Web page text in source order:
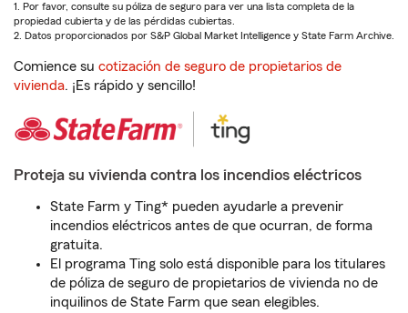
1. Por favor, consulte su póliza de seguro para ver una lista completa de la
propiedad cubierta y de las pérdidas cubiertas.
2. Datos proporcionados por S&P Global Market Intelligence y State Farm Archive.
Comience su cotización de seguro de propietarios de
vivienda. ¡Es rápido y sencillo!
Proteja su vivienda contra los incendios eléctricos
State Farm y Ting* pueden ayudarle a prevenir
incendios eléctricos antes de que ocurran, de forma
gratuita.
El programa Ting solo está disponible para los titulares
de póliza de seguro de propietarios de vivienda no de
inquilinos de State Farm que sean elegibles.